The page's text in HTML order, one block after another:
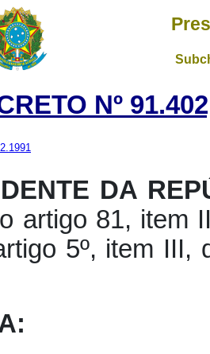
Nº
DA
artigo 81, item
5º, item III,